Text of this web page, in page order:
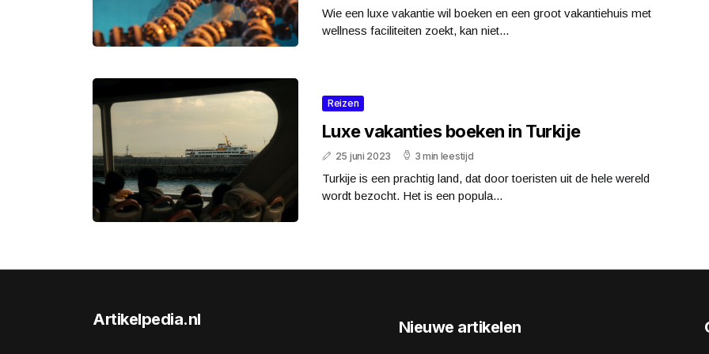
Wie een luxe vakantie wil boeken en een groot vakantiehuis met
wellness faciliteiten zoekt, kan niet...
Reizen
Luxe vakanties boeken in Turkije
25 juni 2023 3 min leestijd
Turkije is een prachtig land, dat door toeristen uit de hele wereld
wordt bezocht. Het is een popula...
Artikelpedia.nl Nieuwe artikelen